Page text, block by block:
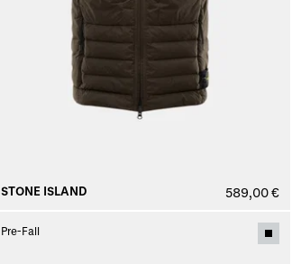
STONE ISLAND 589,00 €
Pre-Fall